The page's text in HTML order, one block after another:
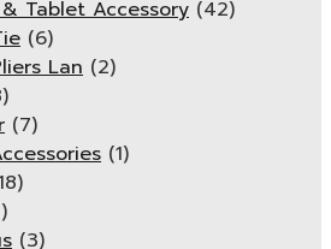
Tablet Accessory (42)
(6)
Lan (2)
(7)
(1)
(3)